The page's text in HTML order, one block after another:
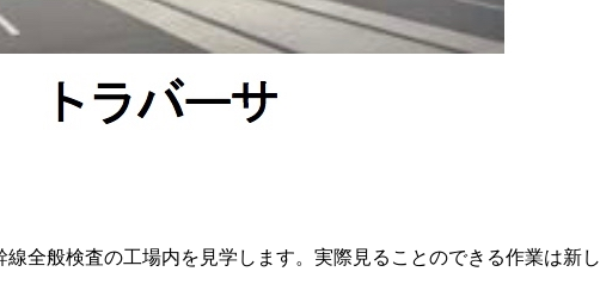
全般検査の工場内を見学します。実際見ることのできる作業は新し